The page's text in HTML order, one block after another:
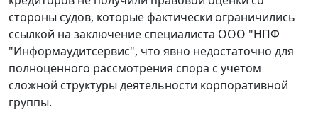
стороны судов, которые фактически ограничились
ссылкой на заключение специалиста ООО "НПФ
"Информаудитсервис", что явно недостаточно для
полноценного рассмотрения спора с учетом
сложной структуры деятельности корпоративной
группы.